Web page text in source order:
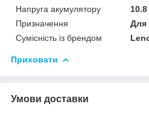
Напруга акумулятору
10.8
Призначення
Для
Сумісність із брендом
Приховати
Умови доставки